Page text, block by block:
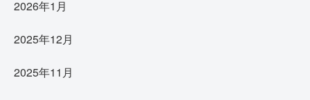
2026年1月
2025年12月
2025年11月